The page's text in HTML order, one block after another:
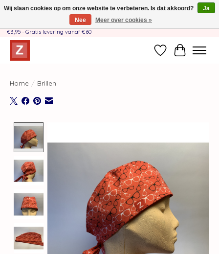
Handgemaakt door moeder-dochterteam❤️ - Verzendkosten BE & NL SLECHTS
€3,95 - Gratis levering vanaf €60
Verlanglijst
Home / Brillen
Wij slaan cookies op om onze website te verbeteren. Is dat akkoord?
Ja
Nee
Meer over cookies »